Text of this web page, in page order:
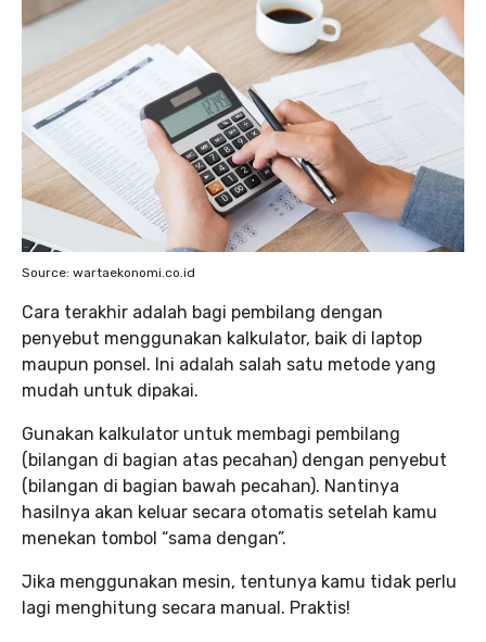
Source: wartaekonomi.co.id
Cara terakhir adalah bagi pembilang dengan
penyebut menggunakan kalkulator, baik di laptop
maupun ponsel. Ini adalah salah satu metode yang
mudah untuk dipakai.
Gunakan kalkulator untuk membagi pembilang
(bilangan di bagian atas pecahan) dengan penyebut
(bilangan di bagian bawah pecahan). Nantinya
hasilnya akan keluar secara otomatis setelah kamu
menekan tombol “sama dengan”.
Jika menggunakan mesin, tentunya kamu tidak perlu
lagi menghitung secara manual. Praktis!